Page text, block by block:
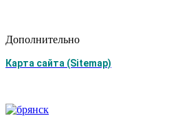
Дополнительно
Карта сайта (Sitemap)